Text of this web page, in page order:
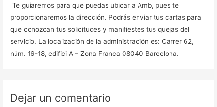
Te guiaremos para que puedas ubicar a Amb, pues te
proporcionaremos la dirección. Podrás enviar tus cartas para
que conozcan tus solicitudes y manifiestes tus quejas del
servicio. La localización de la administración es: Carrer 62,
núm. 16-18, edifici A – Zona Franca 08040 Barcelona.
Dejar un comentario